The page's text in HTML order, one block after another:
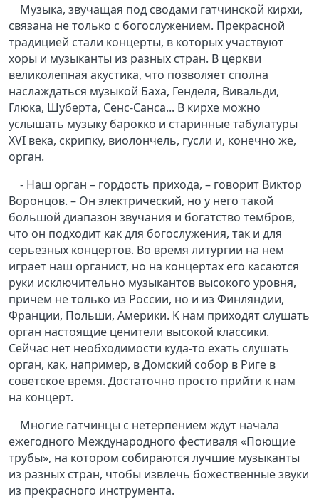
Музыка, звучащая под сводами гатчинской кирхи,
связана не только с богослужением. Прекрасной
традицией стали концерты, в которых участвуют
хоры и музыканты из разных стран. В церкви
великолепная акустика, что позволяет сполна
наслаждаться музыкой Баха, Генделя, Вивальди,
Глюка, Шуберта, Сенс-Санса... В кирхе можно
услышать музыку барокко и старинные табулатуры
XVI века, скрипку, виолончель, гусли и, конечно же,
орган.
- Наш орган – гордость прихода, – говорит Виктор
Воронцов. – Он электрический, но у него такой
большой диапазон звучания и богатство тембров,
что он подходит как для богослужения, так и для
серьезных концертов. Во время литургии на нем
играет наш органист, но на концертах его касаются
руки исключительно музыкантов высокого уровня,
причем не только из России, но и из Финляндии,
Франции, Польши, Америки. К нам приходят слушать
орган настоящие ценители высокой классики.
Сейчас нет необходимости куда-то ехать слушать
орган, как, например, в Домский собор в Риге в
советское время. Достаточно просто прийти к нам
на концерт.
Многие гатчинцы с нетерпением ждут начала
ежегодного Международного фестиваля «Поющие
трубы», на котором собираются лучшие музыканты
из разных стран, чтобы извлечь божественные звуки
из прекрасного инструмента.